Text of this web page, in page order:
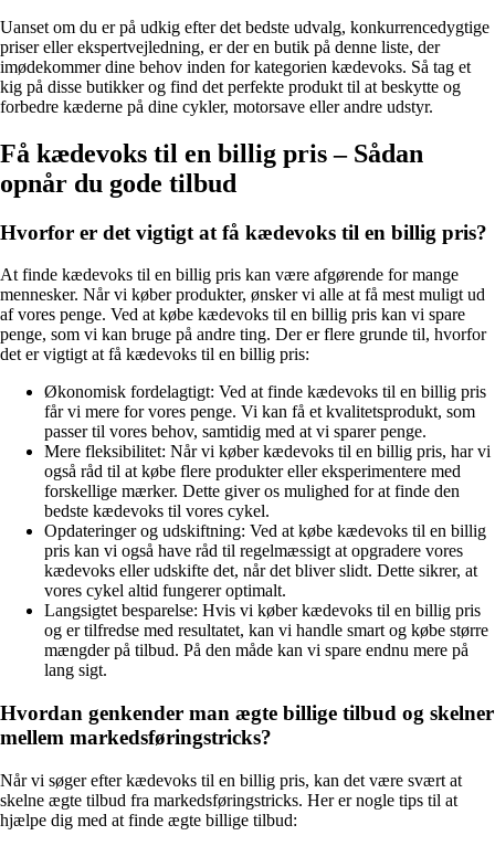
Uanset om du er på udkig efter det bedste udvalg, konkurrencedygtige
priser eller ekspertvejledning, er der en butik på denne liste, der
imødekommer dine behov inden for kategorien kædevoks. Så tag et
kig på disse butikker og find det perfekte produkt til at beskytte og
forbedre kæderne på dine cykler, motorsave eller andre udstyr.
Få kædevoks til en billig pris – Sådan
opnår du gode tilbud
Hvorfor er det vigtigt at få kædevoks til en billig pris?
At finde kædevoks til en billig pris kan være afgørende for mange
mennesker. Når vi køber produkter, ønsker vi alle at få mest muligt ud
af vores penge. Ved at købe kædevoks til en billig pris kan vi spare
penge, som vi kan bruge på andre ting. Der er flere grunde til, hvorfor
det er vigtigt at få kædevoks til en billig pris:
Økonomisk fordelagtigt: Ved at finde kædevoks til en billig pris
får vi mere for vores penge. Vi kan få et kvalitetsprodukt, som
passer til vores behov, samtidig med at vi sparer penge.
Mere fleksibilitet: Når vi køber kædevoks til en billig pris, har vi
også råd til at købe flere produkter eller eksperimentere med
forskellige mærker. Dette giver os mulighed for at finde den
bedste kædevoks til vores cykel.
Opdateringer og udskiftning: Ved at købe kædevoks til en billig
pris kan vi også have råd til regelmæssigt at opgradere vores
kædevoks eller udskifte det, når det bliver slidt. Dette sikrer, at
vores cykel altid fungerer optimalt.
Langsigtet besparelse: Hvis vi køber kædevoks til en billig pris
og er tilfredse med resultatet, kan vi handle smart og købe større
mængder på tilbud. På den måde kan vi spare endnu mere på
lang sigt.
Hvordan genkender man ægte billige tilbud og skelner
mellem markedsføringstricks?
Når vi søger efter kædevoks til en billig pris, kan det være svært at
skelne ægte tilbud fra markedsføringstricks. Her er nogle tips til at
hjælpe dig med at finde ægte billige tilbud: